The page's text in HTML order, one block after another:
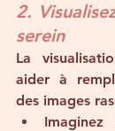
2.
serein
La
aider à
des images